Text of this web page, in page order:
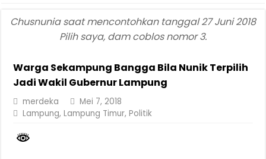
Pemprov Lampung Perkuat Pembangunan Rumah Layak Huni
Pastikan Pelayanan Maksimal, Direksi Jasa Raharja Tinjau Korban
Dirut Jasa Raharja Dampingi Wamenhub Tinjau Penanganan
Jasa Raharja Jamin Seluruh Korban Kebakaran KM Mutiara
Gubernur Mirza Ajak IAI Darul Fattah Cetak SDM Adaptif
Chusnunia saat mencontohkan tanggal 27 Juni 2018
Pilih saya, dam coblos nomor 3.
Warga Sekampung Bangga Bila Nunik Terpilih
Jadi Wakil Gubernur Lampung
merdeka
Mei 7, 2018
Lampung,Lampung Timur,Politik